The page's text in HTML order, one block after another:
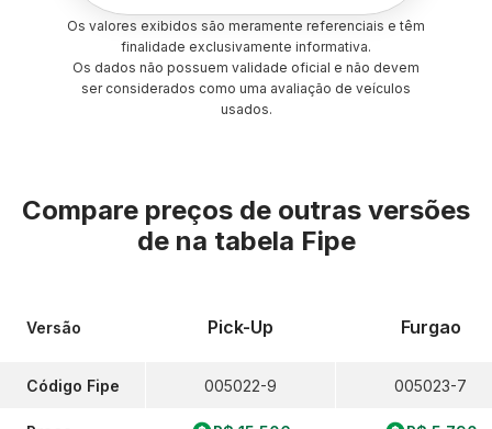
Os valores exibidos são meramente referenciais e têm
finalidade exclusivamente informativa.
Os dados não possuem validade oficial e não devem
ser considerados como uma avaliação de veículos
usados.
Compare preços de outras versões
de na tabela Fipe
Versão
Código Fipe
Pick-Up
005022-9
Furgao
005023-7